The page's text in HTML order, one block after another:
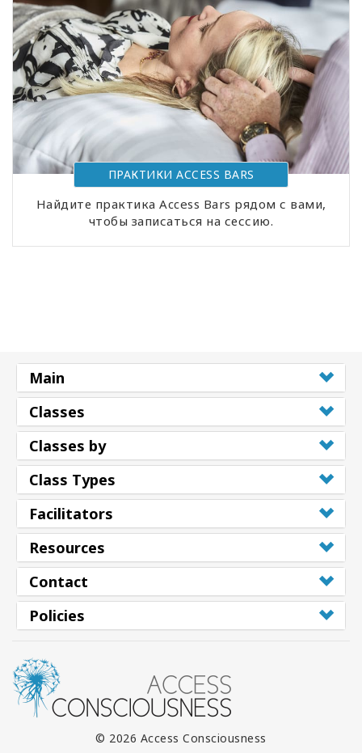
ПРАКТИКИ АCCESS BARS
Найдите практика Access Bars рядом с вами,
чтобы записаться на сессию.
Main
Classes
Classes by
Class Types
Facilitators
Resources
Contact
Policies
© 2026 Access Consciousness